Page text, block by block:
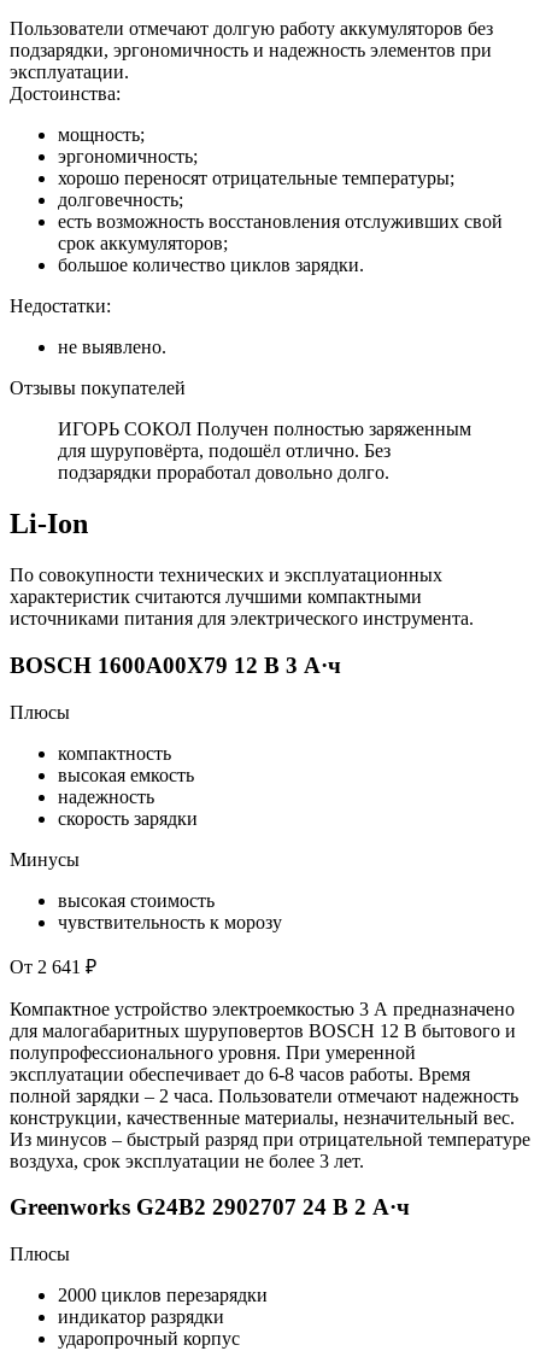
Пользователи отмечают долгую работу аккумуляторов без
подзарядки, эргономичность и надежность элементов при
эксплуатации.
Достоинства:
мощность;
эргономичность;
хорошо переносят отрицательные температуры;
долговечность;
есть возможность восстановления отслуживших свой
срок аккумуляторов;
большое количество циклов зарядки.
Недостатки:
не выявлено.
Отзывы покупателей
ИГОРЬ СОКОЛ Получен полностью заряженным
для шуруповёрта, подошёл отлично. Без
подзарядки проработал довольно долго.
Li-Ion
По совокупности технических и эксплуатационных
характеристик считаются лучшими компактными
источниками питания для электрического инструмента.
BOSCH 1600A00X79 12 В 3 А·ч
Плюсы
компактность
высокая емкость
надежность
скорость зарядки
Минусы
высокая стоимость
чувствительность к морозу
От 2 641 ₽
Компактное устройство электроемкостью 3 А предназначено
для малогабаритных шуруповертов BOSCH 12 В бытового и
полупрофессионального уровня. При умеренной
эксплуатации обеспечивает до 6-8 часов работы. Время
полной зарядки – 2 часа. Пользователи отмечают надежность
конструкции, качественные материалы, незначительный вес.
Из минусов – быстрый разряд при отрицательной температуре
воздуха, срок эксплуатации не более 3 лет.
Greenworks G24B2 2902707 24 В 2 А·ч
Плюсы
2000 циклов перезарядки
индикатор разрядки
ударопрочный корпус